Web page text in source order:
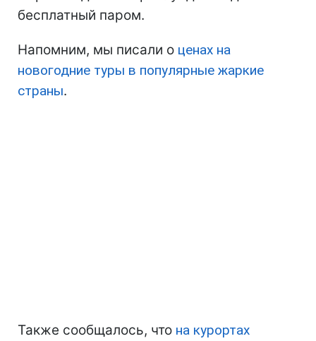
бесплатный паром.
Напомним, мы писали о ценах на
новогодние туры в популярные жаркие
страны.
Также сообщалось, что на курортах